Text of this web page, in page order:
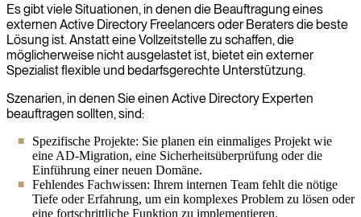
Es gibt viele Situationen, in denen die Beauftragung eines
externen Active Directory Freelancers oder Beraters die beste
Lösung ist. Anstatt eine Vollzeitstelle zu schaffen, die
möglicherweise nicht ausgelastet ist, bietet ein externer
Spezialist flexible und bedarfsgerechte Unterstützung.
Szenarien, in denen Sie einen Active Directory Experten
beauftragen sollten, sind:
Spezifische Projekte: Sie planen ein einmaliges Projekt wie
eine AD-Migration, eine Sicherheitsüberprüfung oder die
Einführung einer neuen Domäne.
Fehlendes Fachwissen: Ihrem internen Team fehlt die nötige
Tiefe oder Erfahrung, um ein komplexes Problem zu lösen oder
eine fortschrittliche Funktion zu implementieren.